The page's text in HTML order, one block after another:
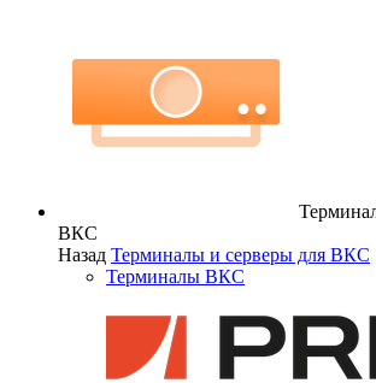
ВКС
Назад Терминалы и серверы для ВКС
Терминалы ВКС